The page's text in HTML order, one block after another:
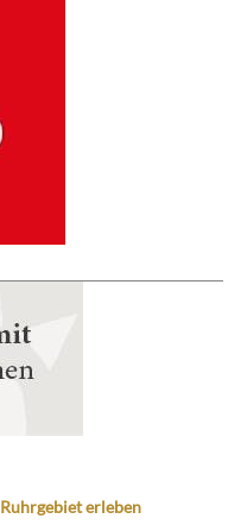
Ruhrgebiet erleben